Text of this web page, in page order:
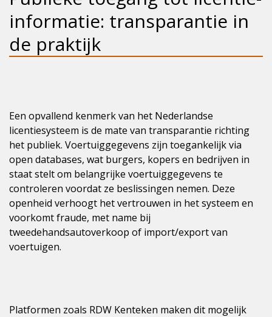
informatie: transparantie in
de praktijk
Een opvallend kenmerk van het Nederlandse
licentiesysteem is de mate van transparantie richting
het publiek. Voertuiggegevens zijn toegankelijk via
open databases, wat burgers, kopers en bedrijven in
staat stelt om belangrijke voertuiggegevens te
controleren voordat ze beslissingen nemen. Deze
openheid verhoogt het vertrouwen in het systeem en
voorkomt fraude, met name bij
tweedehandsautoverkoop of import/export van
voertuigen.
Platformen zoals RDW Kenteken maken dit mogelijk